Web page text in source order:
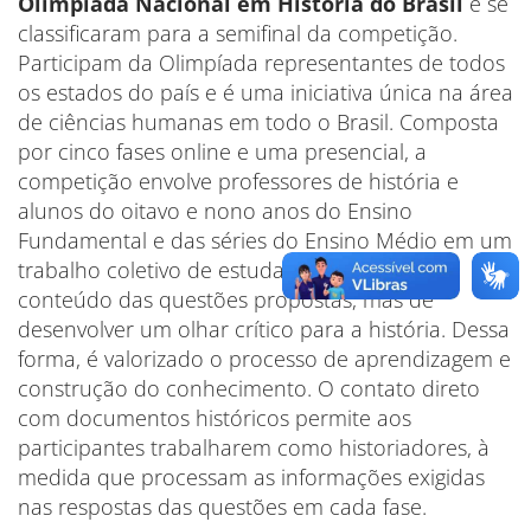
classificaram para a semifinal da competição.
Participam da Olimpíada representantes de todos
os estados do país e é uma iniciativa única na área
de ciências humanas em todo o Brasil. Composta
por cinco fases online e uma presencial, a
competição envolve professores de história e
alunos do oitavo e nono anos do Ensino
Fundamental e das séries do Ensino Médio em um
trabalho coletivo de estudar não apenas o
conteúdo das questões propostas, mas de
desenvolver um olhar crítico para a história. Dessa
forma, é valorizado o processo de aprendizagem e
construção do conhecimento. O contato direto
com documentos históricos permite aos
participantes trabalharem como historiadores, à
medida que processam as informações exigidas
nas respostas das questões em cada fase.